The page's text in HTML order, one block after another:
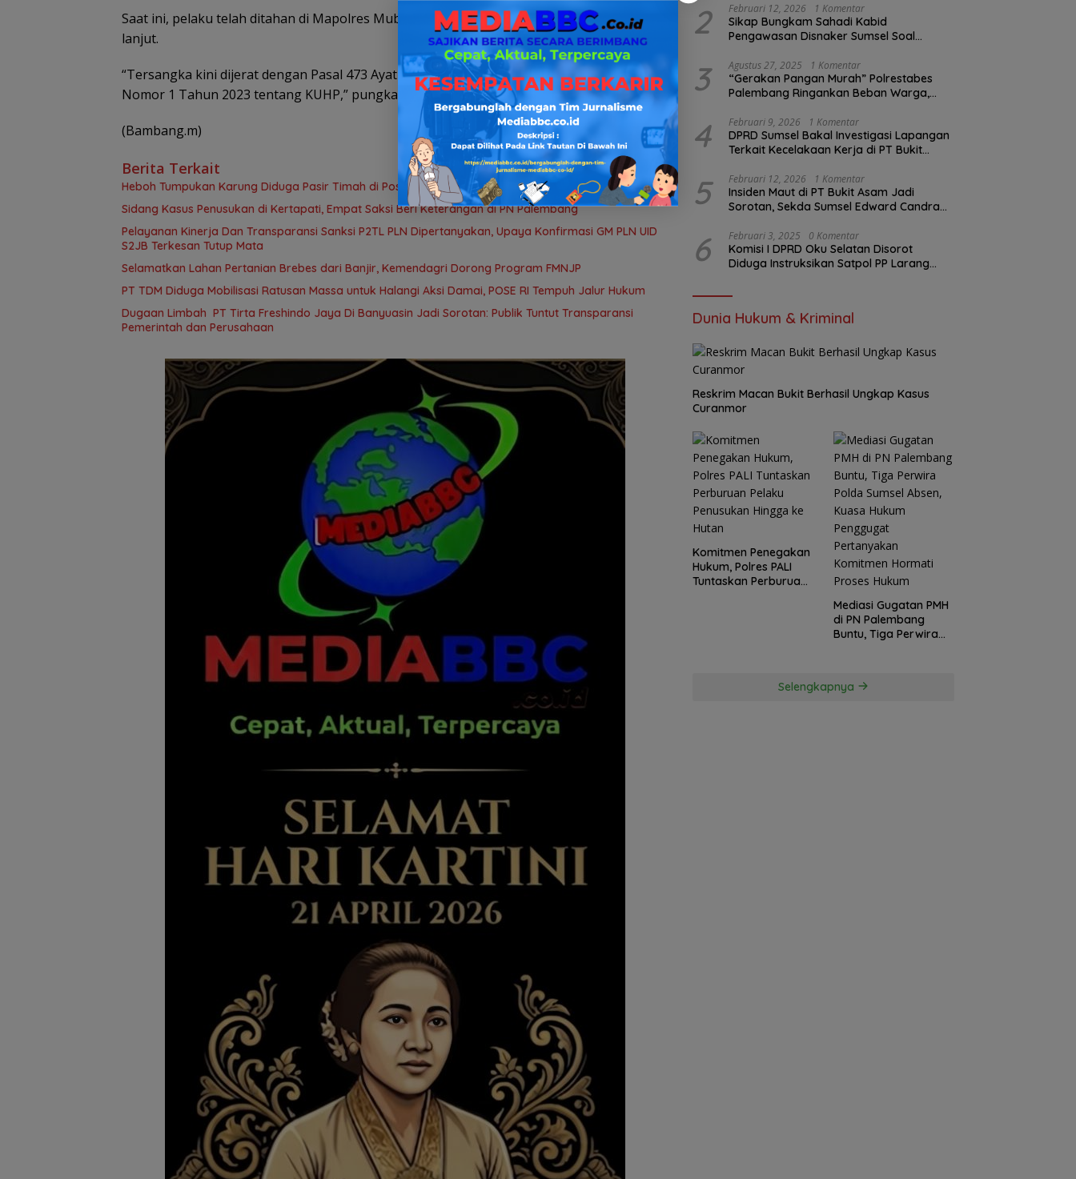
Saat ini, pelaku telah ditahan di Mapolres Muba untuk menjalani proses hukum lebih
lanjut.
“Tersangka kini dijerat dengan Pasal 473 Ayat (4) dan Ayat (9) huruf b Undang-Undang
Nomor 1 Tahun 2023 tentang KUHP,” pungkas Hutahaean
(Bambang.m)
Berita Terkait
Heboh Tumpukan Karung Diduga Pasir Timah di Pos AL Manggar, Danlanal Babel: Masih Kami Dalami
Sidang Kasus Penusukan di Kertapati, Empat Saksi Beri Keterangan di PN Palembang
Pelayanan Kinerja Dan Transparansi Sanksi P2TL PLN Dipertanyakan, Upaya Konfirmasi GM PLN UID
S2JB Terkesan Tutup Mata
Selamatkan Lahan Pertanian Brebes dari Banjir, Kemendagri Dorong Program FMNJP
PT TDM Diduga Mobilisasi Ratusan Massa untuk Halangi Aksi Damai, POSE RI Tempuh Jalur Hukum
Dugaan Limbah PT Tirta Freshindo Jaya Di Banyuasin Jadi Sorotan: Publik Tuntut Transparansi
Pemerintah dan Perusahaan
2 Februari 12, 2026 1 Komentar
Sikap Bungkam Sahadi Kabid
Pengawasan Disnaker Sumsel Soal
Pengawasan K3?
3 Agustus 27, 2025 1 Komentar
“Gerakan Pangan Murah” Polrestabes
Palembang Ringankan Beban Warga,
4 Februari 9, 2026 1 Komentar
DPRD Sumsel Bakal Investigasi Lapangan
Terkait Kecelakaan Kerja di PT Bukit
5 Februari 12, 2026 1 Komentar
Insiden Maut di PT Bukit Asam Jadi
Sorotan, Sekda Sumsel Edward Candra
6 Februari 3, 2025 0 Komentar
Komisi I DPRD Oku Selatan Disorot
Diduga Instruksikan Satpol PP Larang
Dunia Hukum & Kriminal
Reskrim Macan Bukit Berhasil Ungkap Kasus
Curanmor
Komitmen Penegakan
Hukum, Polres PALI
Tuntaskan Perburuan
Mediasi Gugatan PMH
di PN Palembang
Buntu, Tiga Perwira
Pertanyakan
Selengkapnya